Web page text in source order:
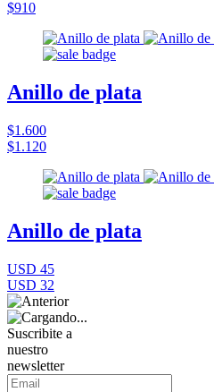
$910
Anillo de plata
$1.600
$1.120
Anillo de plata
USD 45
USD 32
Suscribite a
nuestro
newsletter